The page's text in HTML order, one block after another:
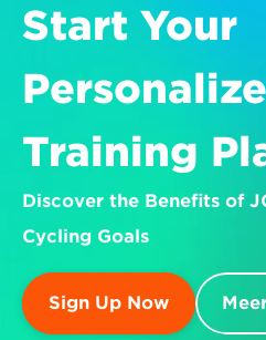
Start Your
Training
Discover the Benefits of
Cycling Goals
Sign Up Now